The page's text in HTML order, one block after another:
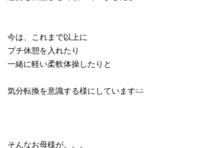
今は、これまで以上に
プチ休憩を入れたり
一緒に軽い柔軟体操したりと
気分転換を意識する様にしています
そんなお母様が。。。